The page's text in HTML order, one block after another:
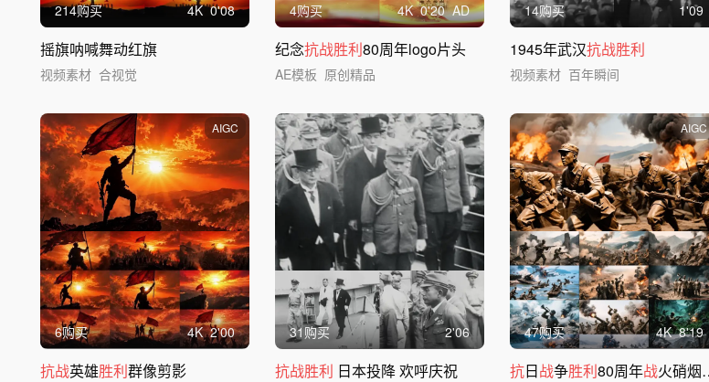
214购买 4K 0'08
摇旗呐喊舞动红旗
视频素材 合视觉
4购买 4K 0'20 AD
纪念抗战胜利80周年logo片头
AE模板 原创精品
14购买 1'09
1945年武汉抗战胜利
视频素材 百年瞬间
AIGC
6购买 4K 2'00
抗战英雄胜利群像剪影
31购买 2'06
抗战胜利 日本投降 欢呼庆祝
AIGC
47购买 4K 8'19
抗日战争胜利80周年战火硝烟八路军